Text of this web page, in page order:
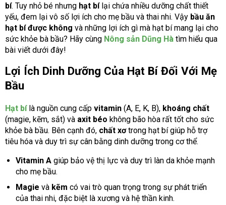
bí. Tuy nhỏ bé nhưng hạt bílại chứa nhiều dưỡng chất thiết
yếu, đem lại vô số lợi ích cho mẹ bầu và thai nhi. Vậy bầu ăn
hạt bí được không và những lợi ích gì mà hạt bí mang lại cho
sức khỏe bà bầu? Hãy cùng Nông sản Dũng Hà tìm hiểu qua
bài viết dưới đây!
Lợi Ích Dinh Dưỡng Của Hạt Bí Đối Với Mẹ
Bầu
Hạt bílà nguồn cung cấp vitamin (A, E, K, B), khoáng chất
(magie, kẽm, sắt) và axit béo không bão hòa rất tốt cho sức
khỏe bà bầu. Bên cạnh đó, chất xơtrong hạt bí giúp hỗ trợ
tiêu hóa và duy trì sự cân bằng dinh dưỡng trong cơ thể.
Vitamin Agiúp bảo vệ thị lực và duy trì làn da khỏe mạnh
cho mẹ bầu.
Magie và kẽm có vai trò quan trọng trong sự phát triển
của thai nhi, đặc biệt là xương và hệ thần kinh.